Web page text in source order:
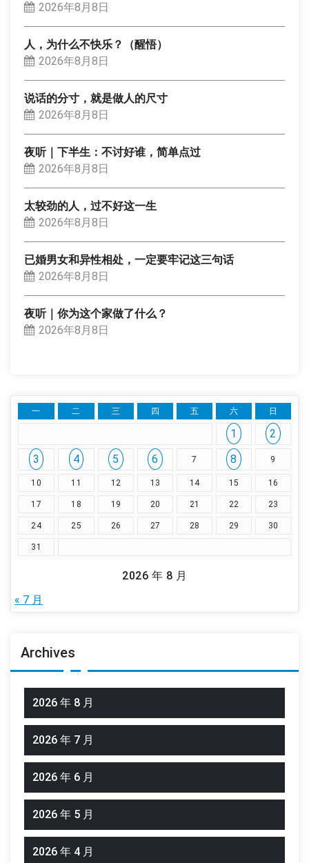
2026年8月8日
人，为什么不快乐？（醒悟）
2026年8月8日
说话的分寸，就是做人的尺寸
2026年8月8日
夜听｜下半生：不讨好谁，简单点过
2026年8月8日
太较劲的人，过不好这一生
2026年8月8日
已婚男女和异性相处，一定要牢记这三句话
2026年8月8日
夜听｜你为这个家做了什么？
2026年8月8日
2026 年 8 月
一 二 三 四 五 六 日
1
2
3
4 5 6 7 8 9
10 11 12 13 14 15 16
17 18 19 20 21 22 23
24 25 26 27 28 29 30
31
« 7 月
Archives
2026 年 8 月
2026 年 7 月
2026 年 6 月
2026 年 5 月
2026 年 4 月